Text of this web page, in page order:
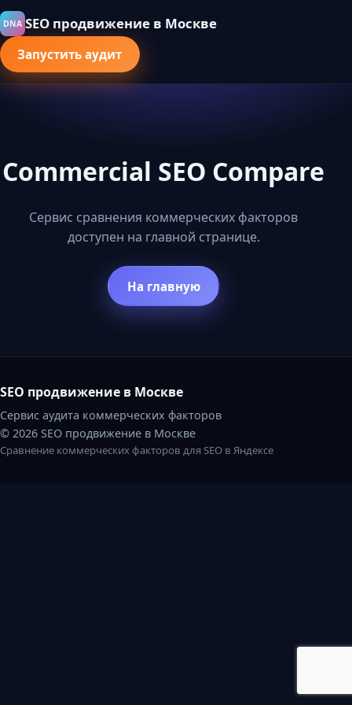
DNA SEO продвижение в Москве
Запустить аудит
Commercial SEO Compare
Сервис сравнения коммерческих факторов
доступен на главной странице.
На главную
SEO продвижение в Москве
Сервис аудита коммерческих факторов
© 2026 SEO продвижение в Москве
Сравнение коммерческих факторов для SEO в Яндексе